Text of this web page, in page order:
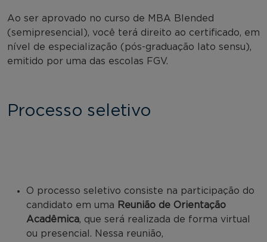
Ao ser aprovado no curso de MBA Blended
(semipresencial), você terá direito ao certificado, em
nível de especialização (pós-graduação lato sensu),
emitido por uma das escolas FGV.
Processo seletivo
O processo seletivo consiste na participação do
candidato em uma Reunião de Orientação
Acadêmica, que será realizada de forma virtual
ou presencial. Nessa reunião,